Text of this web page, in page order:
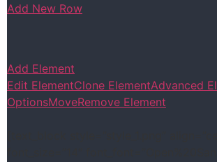
Add New Row
Add Element
Edit ElementClone ElementAdvanced
OptionsMoveRemove Element